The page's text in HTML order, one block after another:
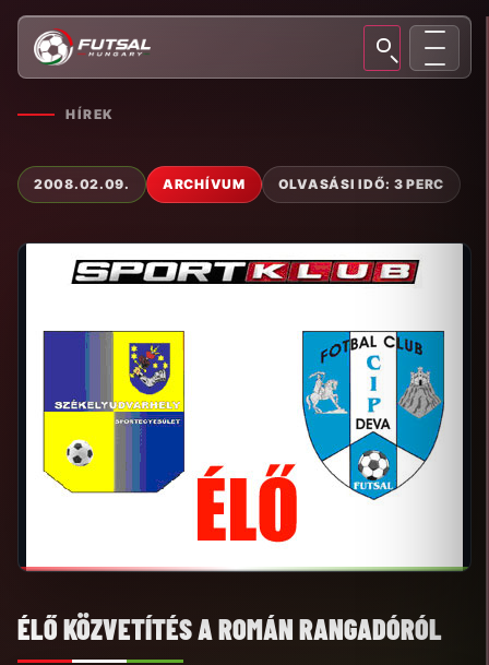
HÍREK
2008.02.09. ARCHÍVUM OLVASÁSI IDŐ: 3 PERC
ÉLŐ KÖZVETÍTÉS A ROMÁN RANGADÓRÓL